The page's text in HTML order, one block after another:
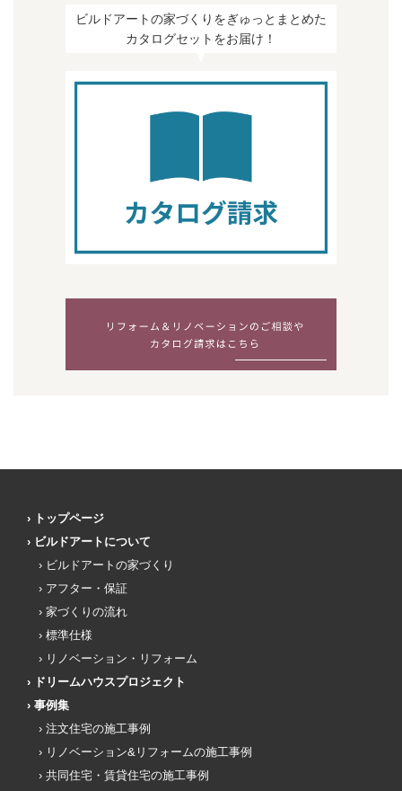
ビルドアートの家づくりをぎゅっとまとめた
カタログセットをお届け！
トップページ
ビルドアートについて
ビルドアートの家づくり
アフター・保証
家づくりの流れ
標準仕様
リノベーション・リフォーム
ドリームハウスプロジェクト
事例集
注文住宅の施工事例
リノベーション&リフォームの施工事例
共同住宅・賃貸住宅の施工事例